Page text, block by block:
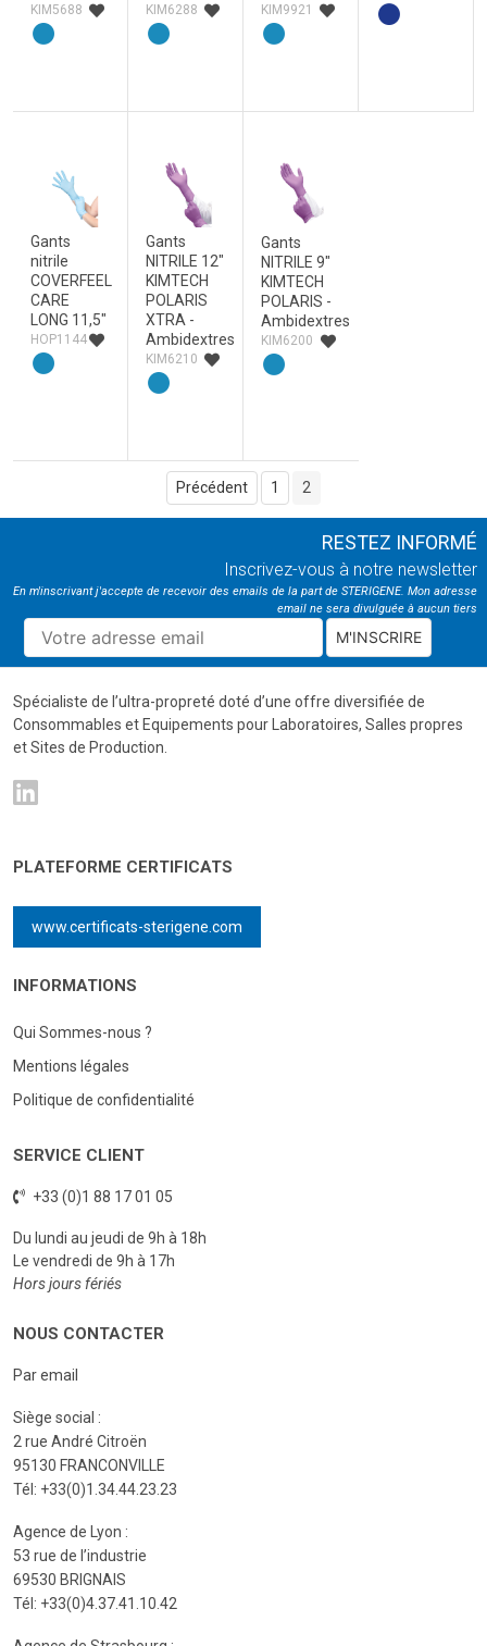
KIM5688 KIM6288 KIM9921
Gants
nitrile
COVERFEEL
CARE
LONG 11,5"
HOP1144
Gants
NITRILE 12"
KIMTECH
POLARIS
XTRA -
Ambidextres
KIM6210
Gants
NITRILE 9"
KIMTECH
POLARIS -
Ambidextres
KIM6200
Précédent 1 2
RESTEZ INFORMÉ
Inscrivez-vous à notre newsletter
En m'inscrivant j'accepte de recevoir des emails de la part de STERIGENE. Mon adresse
email ne sera divulguée à aucun tiers
M'INSCRIRE
Spécialiste de l’ultra-propreté doté d’une offre diversifiée de
Consommables et Equipements pour Laboratoires, Salles propres
et Sites de Production.
PLATEFORME CERTIFICATS
www.certificats-sterigene.com
INFORMATIONS
Qui Sommes-nous ?
Mentions légales
Politique de confidentialité
SERVICE CLIENT
+33 (0)1 88 17 01 05
Du lundi au jeudi de 9h à 18h
Le vendredi de 9h à 17h
Hors jours fériés
NOUS CONTACTER
Par email
Siège social :
2 rue André Citroën
95130 FRANCONVILLE
Tél: +33(0)1.34.44.23.23
Agence de Lyon :
53 rue de l’industrie
69530 BRIGNAIS
Tél: +33(0)4.37.41.10.42